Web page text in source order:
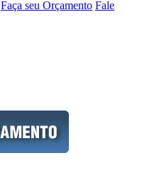
Faça seu Orçamento Fale